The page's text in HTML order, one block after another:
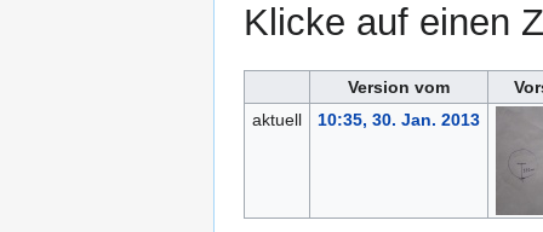
Klicke auf einen
Version vom
aktuell
10:35, 30. Jan. 2013